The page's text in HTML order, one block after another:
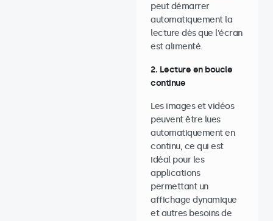
peut démarrer
automatiquement la
lecture dès que l'écran
est alimenté.
2. Lecture en boucle
continue
Les images et vidéos
peuvent être lues
automatiquement en
continu, ce qui est
idéal pour les
applications
permettant un
affichage dynamique
et autres besoins de